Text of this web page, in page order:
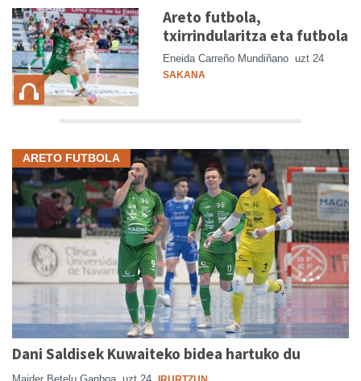
Areto futbola,
txirrindularitza eta futbola
Eneida Carreño Mundiñano uzt 24
SAKANA
ARETO FUTBOLA
Dani Saldisek Kuwaiteko bidea hartuko du